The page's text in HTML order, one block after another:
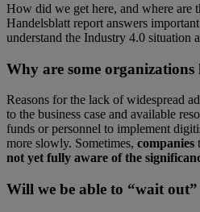
How did we get here, and where are
Handelsblatt report answers
understand the Industry 4.0 situation
Why are some organizations
Reasons for the lack of widespread
to the business case and available
funds or personnel to implement
more slowly. Sometimes, companies
not yet fully aware of the
Will we be able to “wait